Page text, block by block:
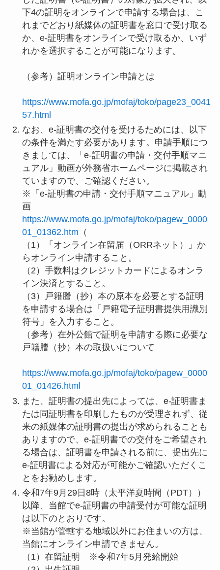
下4の証明をオンラインで申請する場合は、こ
れまでどおり紙媒体の証明書を窓口で受け取る
か、e-証明書をオンラインで受け取るか、いず
れかを選択することが可能になります。
（参考）証明オンライン申請とは
https://www.mofa.go.jp/mofaj/toko/page23_0041
57.html
なお、e-証明書の交付を受けるためには、以下
の条件を満たす必要があります。申請手順につ
きましては、「e-証明書の申請・交付手順マニ
ュアル」動画が外務省ホームページに掲載され
ていますので、ご確認ください。
※「e-証明書の申請・交付手順マニュアル」動
画
https://www.mofa.go.jp/mofaj/toko/pagew_0000
01_01362.htm （
（1）「オンライン在留届（ORRネット）」か
らオンライン申請すること。
（2）手数料はクレジットカードによるオンラ
イン決済とすること。
（3）戸籍謄（抄）本の原本を必要とする証明
を申請する場合は「戸籍電子証明書提供用識別
符号」を入力すること。
（参考）在外公館で証明を申請する際に必要な
戸籍謄（抄）本の取扱いについて
https://www.mofa.go.jp/mofaj/toko/pagew_0000
01_01426.html
また、証明書の提出先によっては、e-証明書ま
たは同証明書を印刷したものが受理されず、従
来の紙媒体の証明書の提出が求められることも
ありますので、e-証明書での交付をご希望され
る場合は、証明書を申請される前に、提出先に
e-証明書による対応が可能かご確認いただくこ
とをお勧めします。
令和7年9月29日8時（太平洋夏時間（PDT））
以降、当館でe-証明書の申請受付が可能な証明
は以下のとおりです。
※当館が管轄する地域以外にお住まいの方は、
当館にオンライン申請できません。
（1）在留証明 ※令和7年5月発給開始